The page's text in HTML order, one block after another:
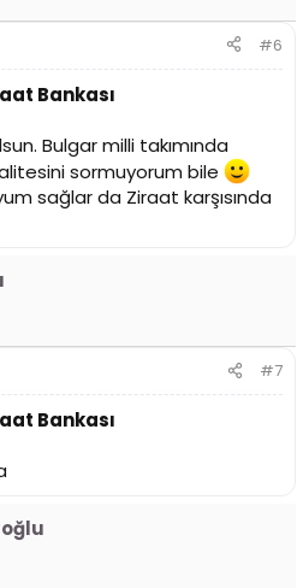
#6
Bankası
Bulgar milli takımında
sormuyorum bile
sağlar da Ziraat karşısında
#7
Bankası